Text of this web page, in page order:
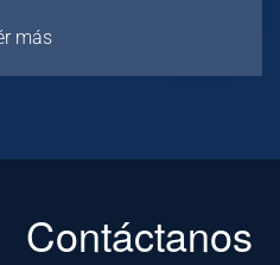
más
Contáctanos